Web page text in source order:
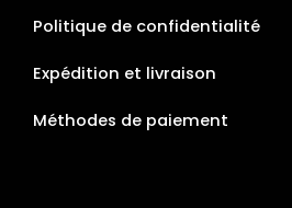
Politique de confidentialité
Expédition et livraison
Méthodes de paiement